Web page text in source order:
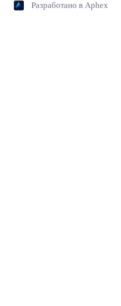
Разработано в Aphex